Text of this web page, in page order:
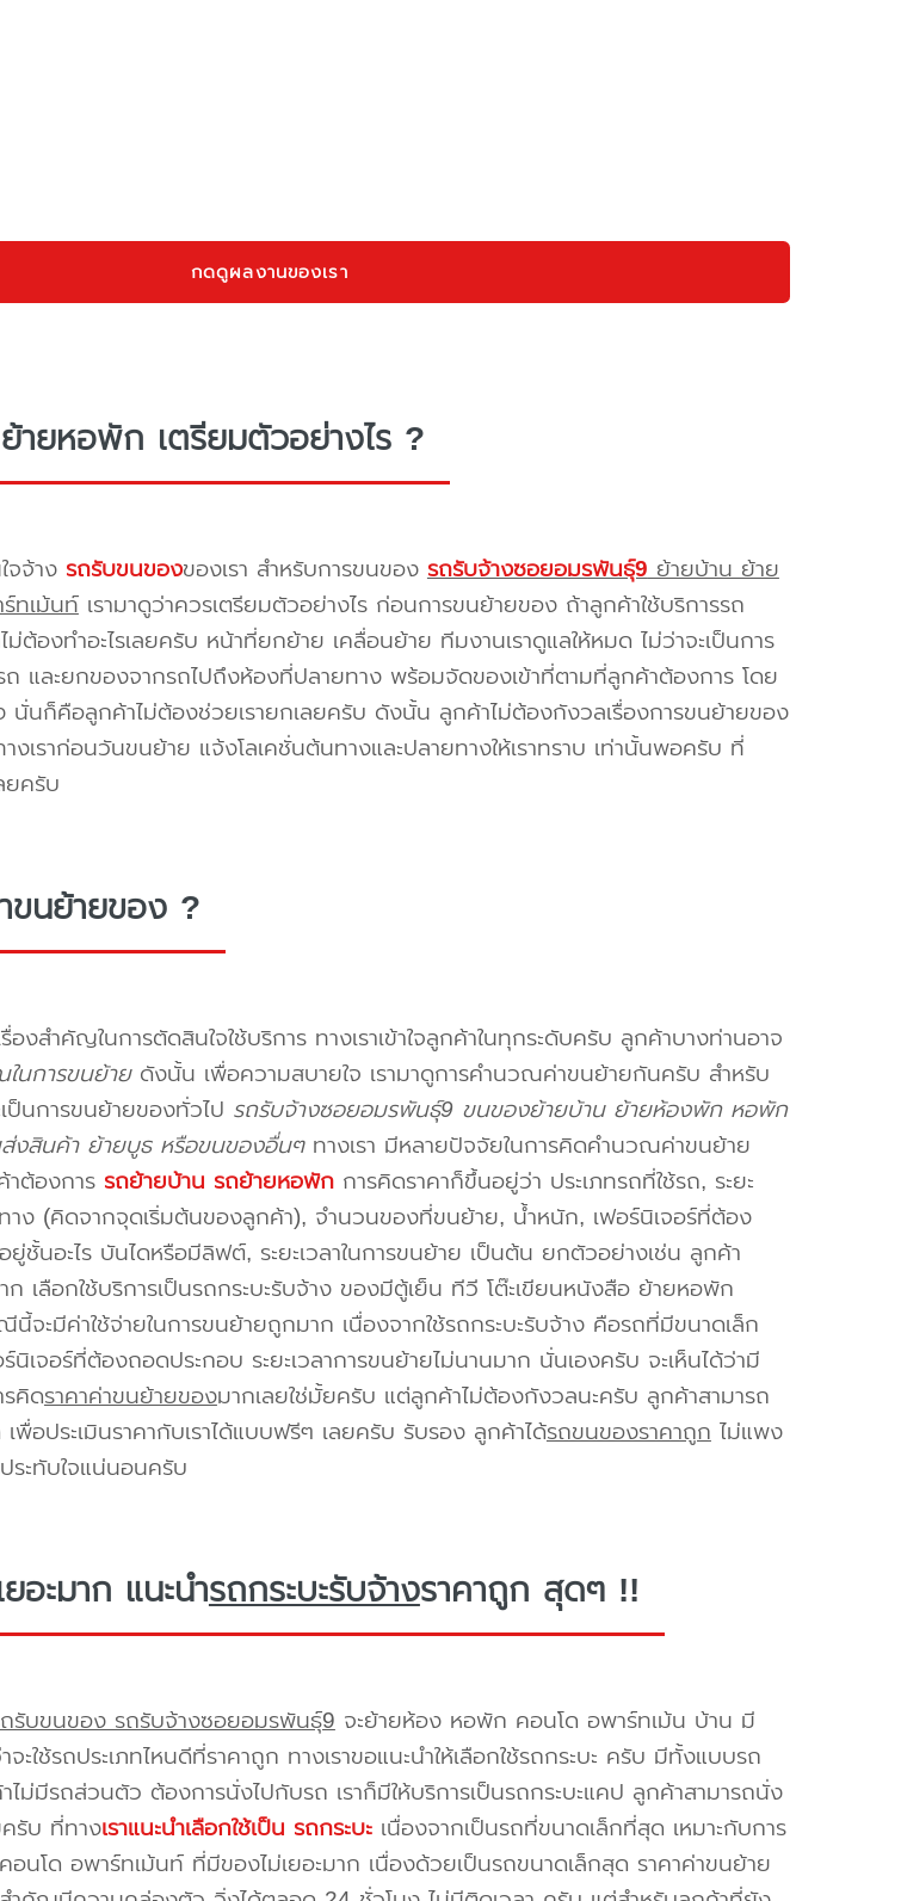
กดดูผลงานของเรา
ายหอพัก เตรียมตัวอย่างไร ?
จจ้าง รถรับขนของของเรา สำหรับการขนของ รถรับจ้างซอยอมรพันธุ์9ย้ายบ้าน ย้าย
ทเม้นท์เรามาดูว่าควรเตรียมตัวอย่างไร ก่อนการขนย้ายของ ถ้าลูกค้าใช้บริการรถ
ต้องทำอะไรเลยครับ หน้าที่ยกย้าย เคลื่อนย้าย ทีมงานเราดูแลให้หมด ไม่ว่าจะเป็นการ
และยกของจากรถไปถึงห้องที่ปลายทาง พร้อมจัดของเข้าที่ตามที่ลูกค้าต้องการ โดย
นั่นก็คือลูกค้าไม่ต้องช่วยเรายกเลยครับ ดังนั้น ลูกค้าไม่ต้องกังวลเรื่องการขนย้ายของ
งเราก่อนวันขนย้าย แจ้งโลเคชั่นต้นทางและปลายทางให้เราทราบ เท่านั้นพอครับ ที่
ยครับ
ขนย้ายของ ?
องสำคัญในการตัดสินใจใช้บริการ ทางเราเข้าใจลูกค้าในทุกระดับครับ ลูกค้าบางท่านอาจ
นการขนย้ายดังนั้น เพื่อความสบายใจ เรามาดูการคำนวณค่าขนย้ายกันครับ สำหรับ
ป็นการขนย้ายของทั่วไป รถรับจ้างซอยอมรพันธุ์9 ขนของย้ายบ้าน ย้ายห้องพัก หอพัก
งสินค้า ย้ายบูธ หรือขนของอื่นๆทางเรา มีหลายปัจจัยในการคิดคำนวณค่าขนย้าย
าต้องการ รถย้ายบ้าน รถย้ายหอพักการคิดราคาก็ขึ้นอยู่ว่า ประเภทรถที่ใช้รถ, ระยะ
าง (คิดจากจุดเริ่มต้นของลูกค้า), จำนวนของที่ขนย้าย, น้ำหนัก, เฟอร์นิเจอร์ที่ต้อง
ชั้นอะไร บันไดหรือมีลิฟต์, ระยะเวลาในการขนย้าย เป็นต้น ยกตัวอย่างเช่น ลูกค้า
เลือกใช้บริการเป็นรถกระบะรับจ้าง ของมีตู้เย็น ทีวี โต๊ะเขียนหนังสือ ย้ายหอพัก
ะมีค่าใช้จ่ายในการขนย้ายถูกมาก เนื่องจากใช้รถกระบะรับจ้าง คือรถที่มีขนาดเล็ก
เจอร์ที่ต้องถอดประกอบ ระยะเวลาการขนย้ายไม่นานมาก นั่นเองครับ จะเห็นได้ว่ามี
รคิดราคาค่าขนย้ายของมากเลยใช่มั้ยครับ แต่ลูกค้าไม่ต้องกังวลนะครับ ลูกค้าสามารถ
พื่อประเมินราคากับเราได้แบบฟรีๆ เลยครับ รับรอง ลูกค้าได้รถขนของราคาถูกไม่แพง
ระทับใจแน่นอนครับ
อะมาก แนะนำรถกระบะรับจ้างราคาถูก สุดๆ !!
รับขนของ รถรับจ้างซอยอมรพันธุ์9จะย้ายห้อง หอพัก คอนโด อพาร์ทเม้น บ้าน มี
จะใช้รถประเภทไหนดีที่ราคาถูก ทางเราขอแนะนำให้เลือกใช้รถกระบะ ครับ มีทั้งแบบรถ
ไม่มีรถส่วนตัว ต้องการนั่งไปกับรถ เราก็มีให้บริการเป็นรถกระบะแคป ลูกค้าสามารถนั่ง
รับ ที่ทางเราแนะนำเลือกใช้เป็น รถกระบะเนื่องจากเป็นรถที่ขนาดเล็กที่สุด เหมาะกับการ
โด อพาร์ทเม้นท์ ที่มีของไม่เยอะมาก เนื่องด้วยเป็นรถขนาดเล็กสุด ราคาค่าขนย้าย